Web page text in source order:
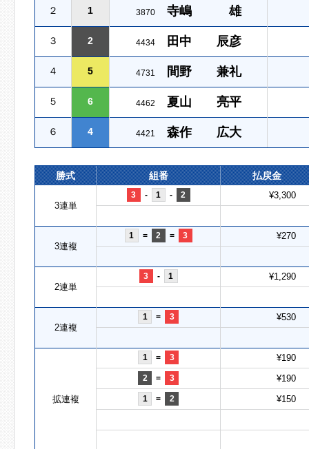
２ 1 3870 寺嶋 雄
３ 2 4434 田中 辰彦
４ 5 4731 間野 兼礼
５ 6 4462 夏山 亮平
６ 4 4421 森作 広大
勝式 組番 払戻金
3連単
3 - 1 - 2 ¥3,300
3連複
1 = 2 = 3 ¥270
2連単
3 - 1 ¥1,290
2連複
1 = 3 ¥530
拡連複
1 = 3 ¥190
2 = 3 ¥190
1 = 2 ¥150